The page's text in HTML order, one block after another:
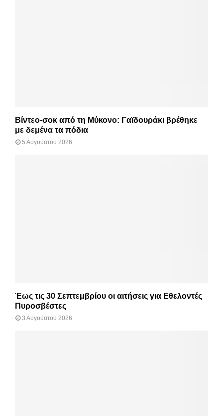
Βίντεο-σοκ από τη Μύκονο: Γαϊδουράκι βρέθηκε
με δεμένα τα πόδια
5 Αυγούστου 2026
Έως τις 30 Σεπτεμβρίου οι αιτήσεις για Εθελοντές
Πυροσβέστες
3 Αυγούστου 2026